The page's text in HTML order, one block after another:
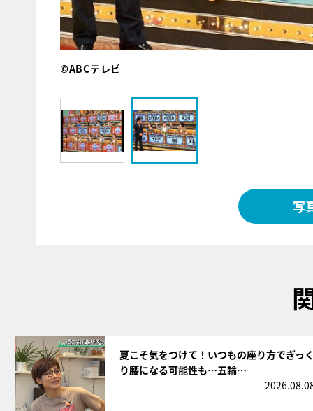
©ABCテレビ
写
夏こそ気をつけて！いつもの座り方でぎっ
り腰になる可能性も…五輪…